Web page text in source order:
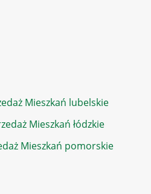
Mieszkań lubelskie
Mieszkań łódzkie
Mieszkań pomorskie